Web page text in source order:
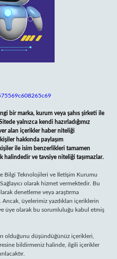
bir marka, kurum veya şahıs şirketi ile
yalnızca kendi hazırladığımız
alan içerikler haber niteliği
hakkında paylaşım
ile isim benzerlikleri tamamen
halindedir ve tavsiye niteliği taşımazlar.
Bilgi Teknolojileri ve İletişim Kurumu
olarak hizmet vermektedir. Bu
denetleme veya araştırma
üyelerimiz yazdıkları içeriklerin
üye olarak bu sorumluluğu kabul etmiş
olduğunu düşündüğünüz içerikleri,
bildirmeniz halinde, ilgili içerikler